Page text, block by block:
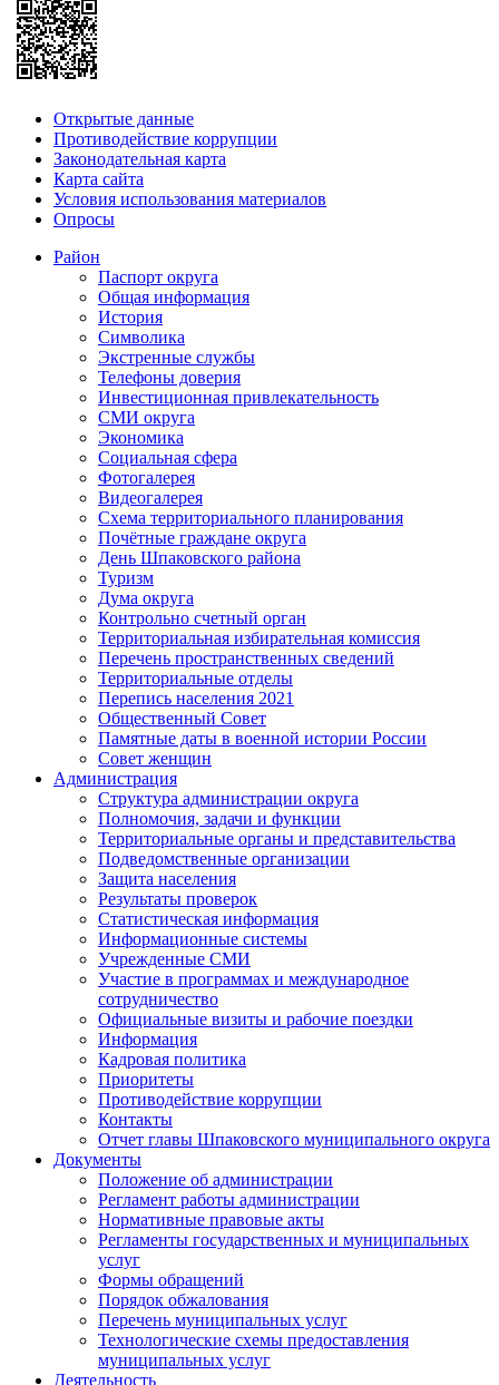
Открытые данные
Противодействие коррупции
Законодательная карта
Карта сайта
Условия использования материалов
Опросы
Район
Паспорт округа
Общая информация
История
Символика
Экстренные службы
Телефоны доверия
Инвестиционная привлекательность
СМИ округа
Экономика
Социальная сфера
Фотогалерея
Видеогалерея
Схема территориального планирования
Почётные граждане округа
День Шпаковского района
Туризм
Дума округа
Контрольно счетный орган
Территориальная избирательная комиссия
Перечень пространственных сведений
Территориальные отделы
Перепись населения 2021
Общественный Совет
Памятные даты в военной истории России
Совет женщин
Администрация
Структура администрации округа
Полномочия, задачи и функции
Территориальные органы и представительства
Подведомственные организации
Защита населения
Результаты проверок
Статистическая информация
Информационные системы
Учрежденные СМИ
Участие в программах и международное
сотрудничество
Официальные визиты и рабочие поездки
Информация
Кадровая политика
Приоритеты
Противодействие коррупции
Контакты
Отчет главы Шпаковского муниципального округа
Документы
Положение об администрации
Регламент работы администрации
Нормативные правовые акты
Регламенты государственных и муниципальных
услуг
Формы обращений
Порядок обжалования
Перечень муниципальных услуг
Технологические схемы предоставления
муниципальных услуг
Деятельность